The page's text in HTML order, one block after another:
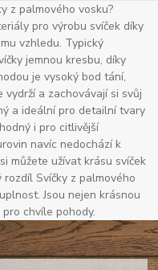
z palmového vosku?
pro výrobu svíček díky
vzhledu. Typický
jemnou kresbu, díky
je vysoký bod tání,
vydrží a zachovávají si svůj
a ideální pro detailní tvary
i pro citlivější
navíc nedochází k
můžete užívat krásu svíček
Svíčky z palmového
Jsou nejen krásnou
chvíle pohody.